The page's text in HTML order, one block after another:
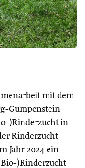
mit dem
Gumpenstein
)Rinderzucht in
Rinderzucht
Jahr 2024 ein
)Rinderzucht